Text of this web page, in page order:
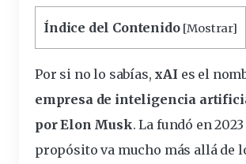
Índice del Contenido [Mostrar]
Por si no lo sabías, xAI es el
empresa de inteligencia
por Elon Musk. La fundó en 2023
propósito va mucho más allá de